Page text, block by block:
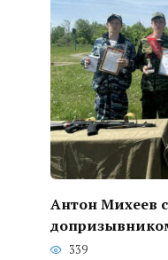
Антон Михеев
339